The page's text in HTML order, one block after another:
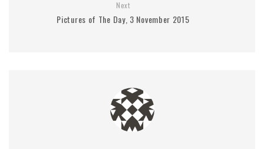
Next
Pictures of The Day, 3 November 2015